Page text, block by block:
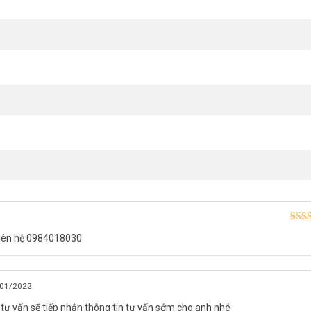
hệ 0984018030
2022
vấn sẽ tiếp nhận thông tin tư vấn sớm cho anh nhé